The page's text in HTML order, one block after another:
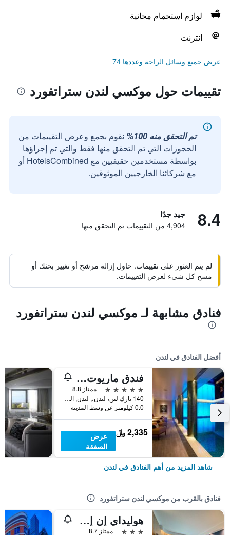
لوازم استحمام مجانية
انترنت
عرض جميع وسائل الراحة وعددها 74
تقييمات حول موكسي لندن ستراتفورد
تم التحقق منه 100%
نقوم بجمع وعرض التقييمات من
الحجوزات التي تم التحقق منها فقط والتي تم إجراؤها
بواسطة مستخدمين حقيقيين مع HotelsCombined أو
مع شركائنا الخارجيين الموثوقين.
8.4 جيد جدًا
4,904 من التقييمات تم التحقق منها
لم يتم العثور على تقييمات. حاول إزالة مرشح أو تغيير بحثك أو
مسح كل شيء لعرض التقييمات.
فنادق مشابهة لـ موكسي لندن ستراتفورد
أفضل الفنادق في لندن
فندق ماريوت لندن بارك لاين
5 نجوم
ممتاز 8.8
140 بارك لين، لندن،, لندن, المملكة المتحدة
0.0 كيلومتر عن وسط المدينة
2,335 ﷼
عرض
الصفقة
شاهد المزيد من أهم الفنادق في لندن
فنادق بالقرب من موكسي لندن ستراتفورد
هوليداي إن إكسبرس لندن ستراتفورد
3 نجوم ممتاز 8.7